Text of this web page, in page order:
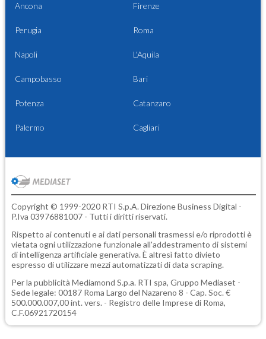
Ancona Firenze
Perugia Roma
Napoli L'Aquila
Campobasso Bari
Potenza Catanzaro
Palermo Cagliari
Copyright © 1999-2020 RTI S.p.A. Direzione Business Digital -
P.Iva 03976881007 - Tutti i diritti riservati.
Rispetto ai contenuti e ai dati personali trasmessi e/o riprodotti è
vietata ogni utilizzazione funzionale all'addestramento di sistemi
di intelligenza artificiale generativa. È altresì fatto divieto
espresso di utilizzare mezzi automatizzati di data scraping.
Per la pubblicità Mediamond S.p.a. RTI spa, Gruppo Mediaset -
Sede legale: 00187 Roma Largo del Nazareno 8 - Cap. Soc. €
500.000.007,00 int. vers. - Registro delle Imprese di Roma,
C.F.06921720154